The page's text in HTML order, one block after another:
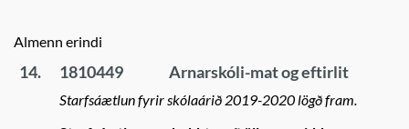
Almenn erindi
14. 1810449 Arnarskóli-mat og eftirlit
Starfsáætlun fyrir skólaárið 2019-2020 lögð fram.